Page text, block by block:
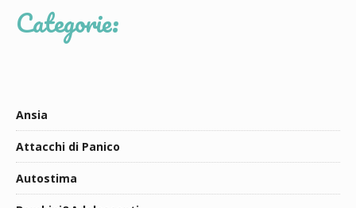
Categorie:
Ansia
Attacchi di Panico
Autostima